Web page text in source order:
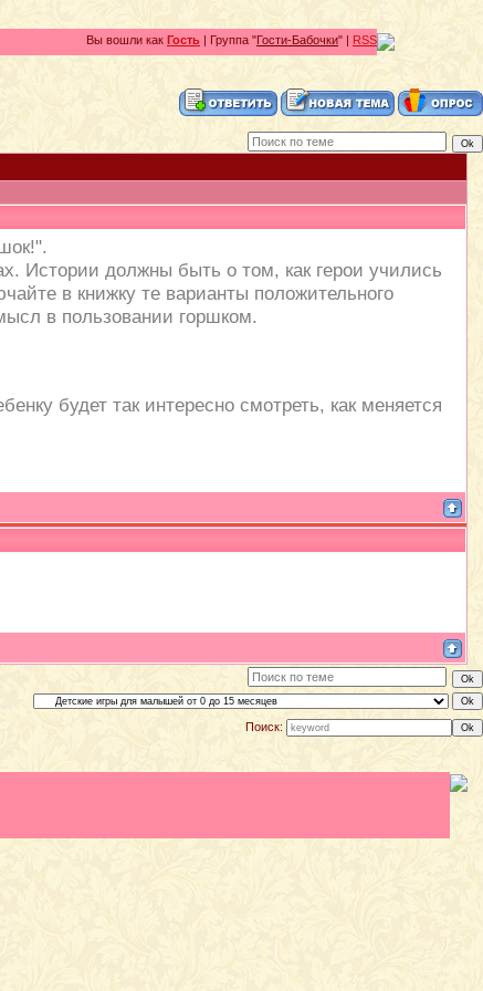
Вы вошли как Гость | Группа "Гости-Бабочки" | RSS
Истории должны быть о том, как герои учились
в книжку те варианты положительного
в пользовании горшком.
будет так интересно смотреть, как меняется
Поиск: